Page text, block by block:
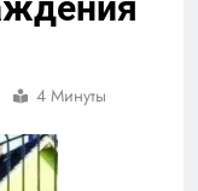
4 Минуты